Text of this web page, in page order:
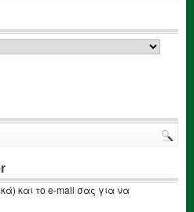
και το e-mail σας για να